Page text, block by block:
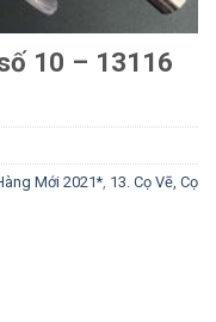
10 – 13116
Mới 2021*, 13. Cọ Vẽ, Cọ